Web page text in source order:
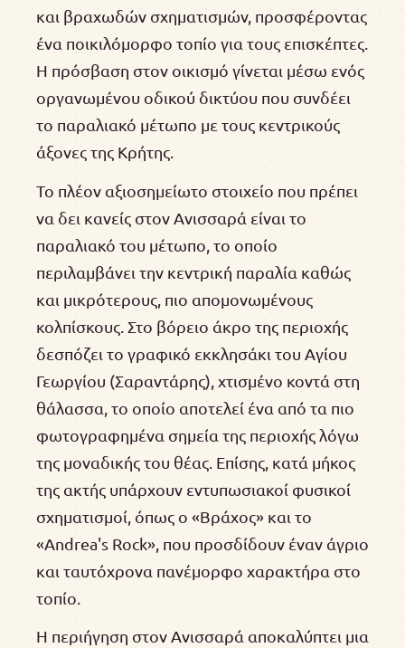
και βραχωδών σχηματισμών, προσφέροντας
ένα ποικιλόμορφο τοπίο για τους επισκέπτες.
Η πρόσβαση στον οικισμό γίνεται μέσω ενός
οργανωμένου οδικού δικτύου που συνδέει
το παραλιακό μέτωπο με τους κεντρικούς
άξονες της Κρήτης.
Το πλέον αξιοσημείωτο στοιχείο που πρέπει
να δει κανείς στον Ανισσαρά είναι το
παραλιακό του μέτωπο, το οποίο
περιλαμβάνει την κεντρική παραλία καθώς
και μικρότερους, πιο απομονωμένους
κολπίσκους. Στο βόρειο άκρο της περιοχής
δεσπόζει το γραφικό εκκλησάκι του Αγίου
Γεωργίου (Σαραντάρης), χτισμένο κοντά στη
θάλασσα, το οποίο αποτελεί ένα από τα πιο
φωτογραφημένα σημεία της περιοχής λόγω
της μοναδικής του θέας. Επίσης, κατά μήκος
της ακτής υπάρχουν εντυπωσιακοί φυσικοί
σχηματισμοί, όπως ο «Βράχος» και το
«Andrea's Rock», που προσδίδουν έναν άγριο
και ταυτόχρονα πανέμορφο χαρακτήρα στο
τοπίο.
Η περιήγηση στον Ανισσαρά αποκαλύπτει μια